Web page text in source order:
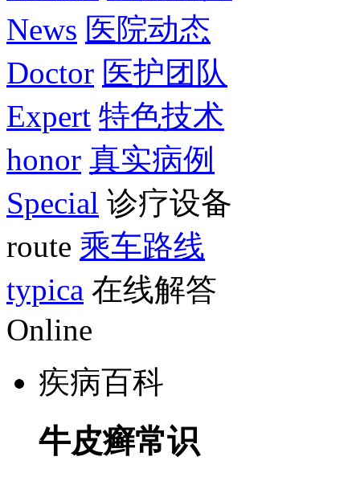
News 医院动态
Doctor 医护团队
Expert 特色技术
honor 真实病例
Special 诊疗设备
route 乘车路线
typica 在线解答
Online
疾病百科
牛皮癣常识